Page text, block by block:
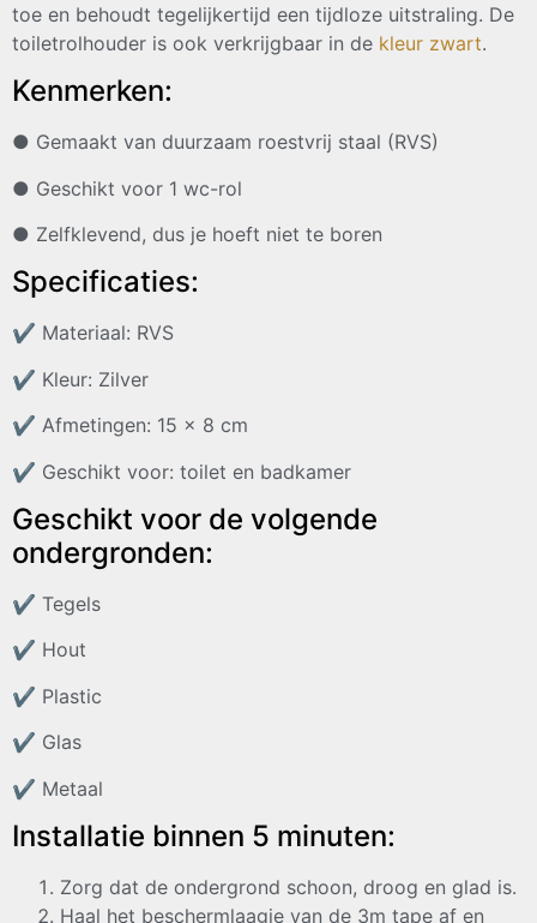
toe en behoudt tegelijkertijd een tijdloze uitstraling. De
toiletrolhouder is ook verkrijgbaar in de kleur zwart.
Kenmerken:
● Gemaakt van duurzaam roestvrij staal (RVS)
● Geschikt voor 1 wc-rol
● Zelfklevend, dus je hoeft niet te boren
Specificaties:
✔ Materiaal: RVS
✔ Kleur: Zilver
✔ Afmetingen: 15 x 8 cm
✔ Geschikt voor: toilet en badkamer
Geschikt voor de volgende
ondergronden:
✔ Tegels
✔ Hout
✔ Plastic
✔ Glas
✔ Metaal
Installatie binnen 5 minuten:
Zorg dat de ondergrond schoon, droog en glad is.
Haal het beschermlaagje van de 3m tape af en